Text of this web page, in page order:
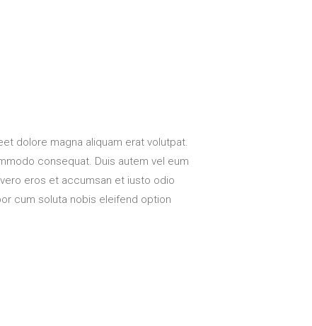
dolore magna aliquam erat volutpat.
consequat. Duis autem vel eum
eros et accumsan et iusto odio
cum soluta nobis eleifend option